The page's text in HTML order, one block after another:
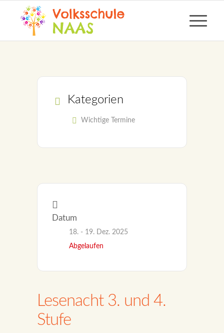
Kategorien
Wichtige Termine
Datum
18. - 19. Dez. 2025
Abgelaufen
Lesenacht 3. und 4.
Stufe